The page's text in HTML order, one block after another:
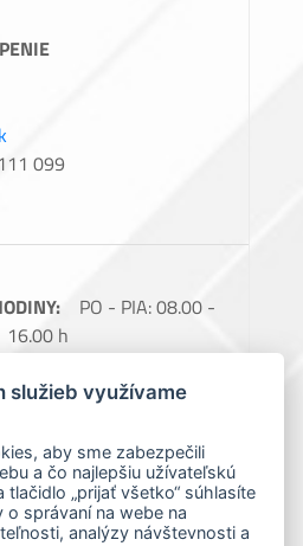
099
PO - PIA: 08.00 -
16.00 h
Perlon, spol. s.r.o.,
Košice, IČO: 31728685,
SK2020488976
v obchodnom registri
1., Oddiel: Sro, vložka
služieb využívame
aby sme zabezpečili
a čo najlepšiu užívateľskú
tlačidlo „prijať všetko“ súhlasíte
správaní na webe na
analýzy návštevnosti a